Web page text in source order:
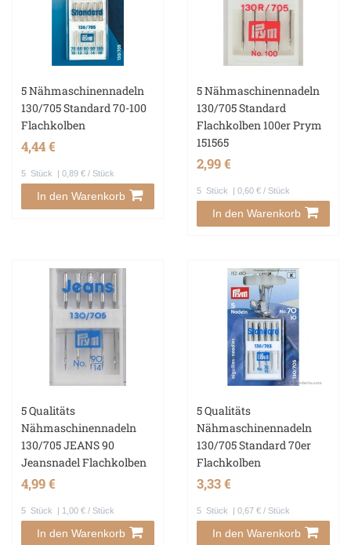
5 Nähmaschinennadeln
130/705 Standard 70-100
Flachkolben
4,44 €
5 Stück | 0,89 € / Stück
In den Warenkorb
5 Nähmaschinennadeln
130/705 Standard
Flachkolben 100er Prym
151565
2,99 €
5 Stück | 0,60 € / Stück
In den Warenkorb
5 Qualitäts
Nähmaschinennadeln
130/705 JEANS 90
Jeansnadel Flachkolben
4,99 €
5 Stück | 1,00 € / Stück
In den Warenkorb
5 Qualitäts
Nähmaschinennadeln
130/705 Standard 70er
Flachkolben
3,33 €
5 Stück | 0,67 € / Stück
In den Warenkorb